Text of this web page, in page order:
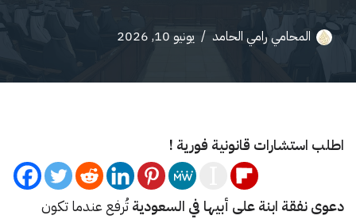
المحامي رامي الحامد يونيو 10, 2026
اطلب استشارات قانونية فورية !
دعوى نفقة ابنة على أبيها في السعوديةتُرفع عندما تكون